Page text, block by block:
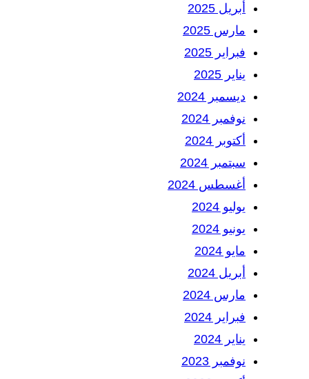
أبريل 2025
مارس 2025
فبراير 2025
يناير 2025
ديسمبر 2024
نوفمبر 2024
أكتوبر 2024
سبتمبر 2024
أغسطس 2024
يوليو 2024
يونيو 2024
مايو 2024
أبريل 2024
مارس 2024
فبراير 2024
يناير 2024
نوفمبر 2023